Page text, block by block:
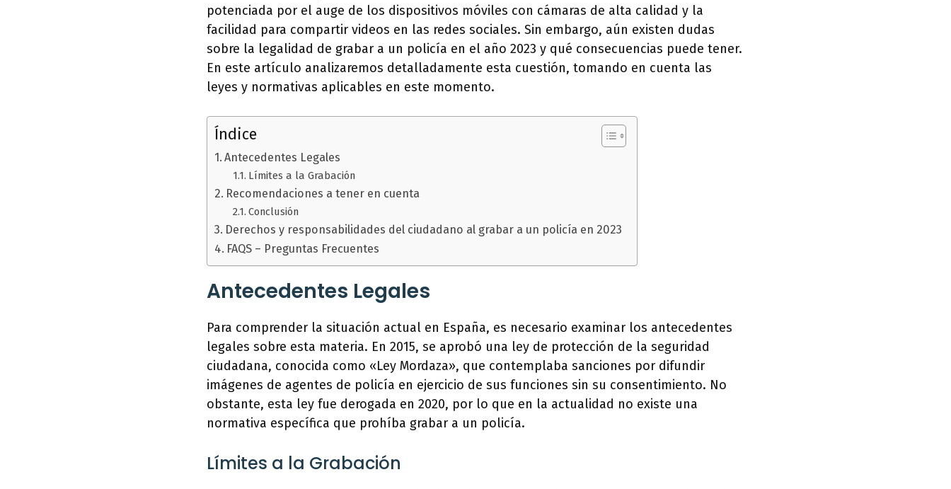
potenciada por el auge de los dispositivos móviles con cámaras de alta calidad y la
facilidad para compartir videos en las redes sociales. Sin embargo, aún existen dudas
sobre la legalidad de grabar a un policía en el año 2023 y qué consecuencias puede tener.
En este artículo analizaremos detalladamente esta cuestión, tomando en cuenta las
leyes y normativas aplicables en este momento.
Índice
Antecedentes Legales
Límites a la Grabación
Recomendaciones a tener en cuenta
Conclusión
Derechos y responsabilidades del ciudadano al grabar a un policía en 2023
FAQS – Preguntas Frecuentes
Antecedentes Legales
Para comprender la situación actual en España, es necesario examinar los antecedentes
legales sobre esta materia. En 2015, se aprobó una ley de protección de la seguridad
ciudadana, conocida como «Ley Mordaza», que contemplaba sanciones por difundir
imágenes de agentes de policía en ejercicio de sus funciones sin su consentimiento. No
obstante, esta ley fue derogada en 2020, por lo que en la actualidad no existe una
normativa específica que prohíba grabar a un policía.
Límites a la Grabación